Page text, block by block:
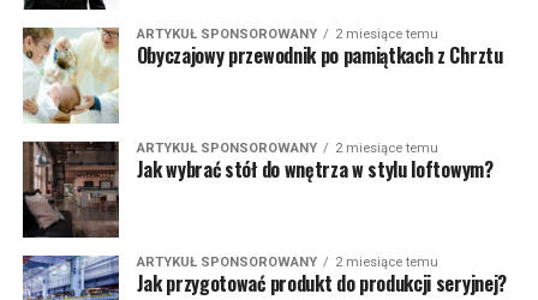
ARTYKUŁ SPONSOROWANY 2 miesiące temu
Obyczajowy przewodnik po pamiątkach z Chrztu
ARTYKUŁ SPONSOROWANY 2 miesiące temu
Jak wybrać stół do wnętrza w stylu loftowym?
ARTYKUŁ SPONSOROWANY 2 miesiące temu
Jak przygotować produkt do produkcji seryjnej?